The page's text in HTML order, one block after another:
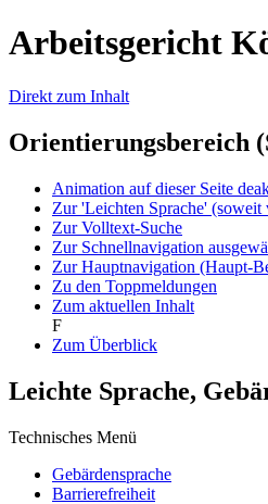
Arbeitsgericht
Direkt zum Inhalt
Orientierungsbereich
Animation auf dieser Seite
Zur 'Leichten Sprache'
Zur Volltext-Suche
Zur Schnellnavigation
Zur Hauptnavigation (Haupt-
Zu den Toppmeldungen
Zum aktuellen Inhalt
F
Zum Überblick
Leichte Sprache,
Technisches Menü
Gebärdensprache
Barrierefreiheit